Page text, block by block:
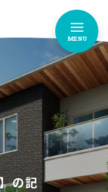
さかもとさん家のこだわり
FEATURES
お家づくりストーリー
OUR STORY
お家作りの流れ
FLOW
MENU
の記